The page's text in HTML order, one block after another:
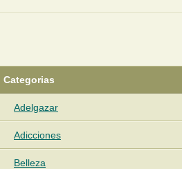
Categorias
Adelgazar
Adicciones
Belleza